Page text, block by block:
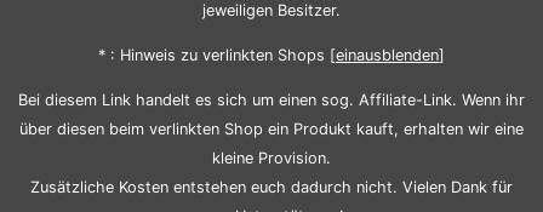
jeweiligen Besitzer.
* : Hinweis zu verlinkten Shops [einausblenden]
Bei diesem Link handelt es sich um einen sog. Affiliate-Link. Wenn ihr
über diesen beim verlinkten Shop ein Produkt kauft, erhalten wir eine
kleine Provision.
Zusätzliche Kosten entstehen euch dadurch nicht. Vielen Dank für